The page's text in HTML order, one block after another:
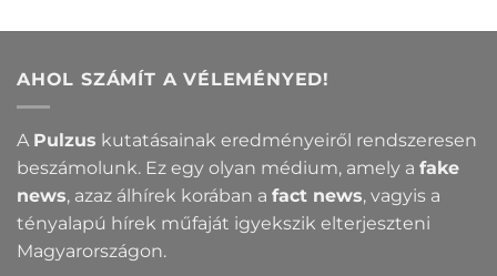
AHOL SZÁMÍT A VÉLEMÉNYED!
A Pulzus kutatásainak eredményeiről rendszeresen
beszámolunk. Ez egy olyan médium, amely a fake
news, azaz álhírek korában a fact news, vagyis a
tényalapú hírek műfaját igyekszik elterjeszteni
Magyarországon.